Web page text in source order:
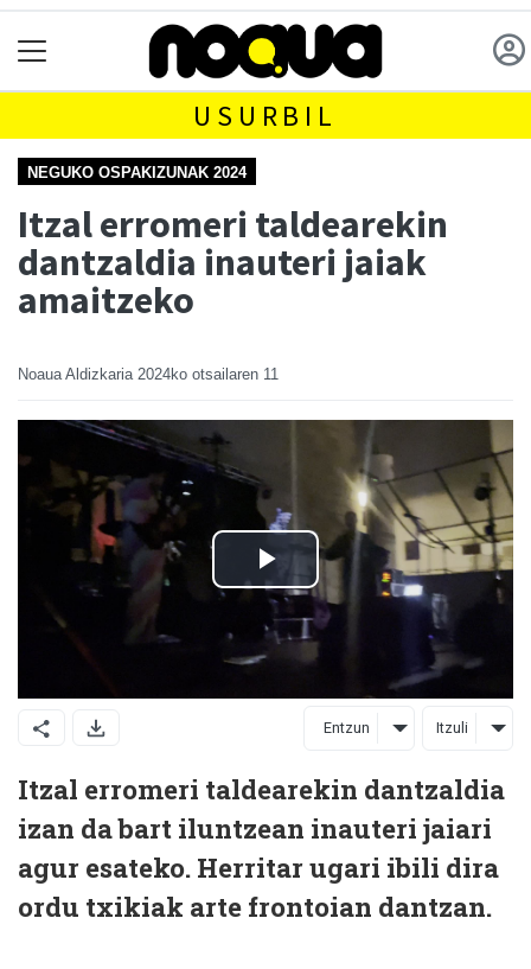
USURBIL
NEGUKO OSPAKIZUNAK 2024
Itzal erromeri taldearekin
dantzaldia inauteri jaiak
amaitzeko
Noaua Aldizkaria 2024ko otsailaren 11
Entzun Itzuli
Itzal erromeri taldearekin dantzaldia
izan da bart iluntzean inauteri jaiari
agur esateko. Herritar ugari ibili dira
ordu txikiak arte frontoian dantzan.